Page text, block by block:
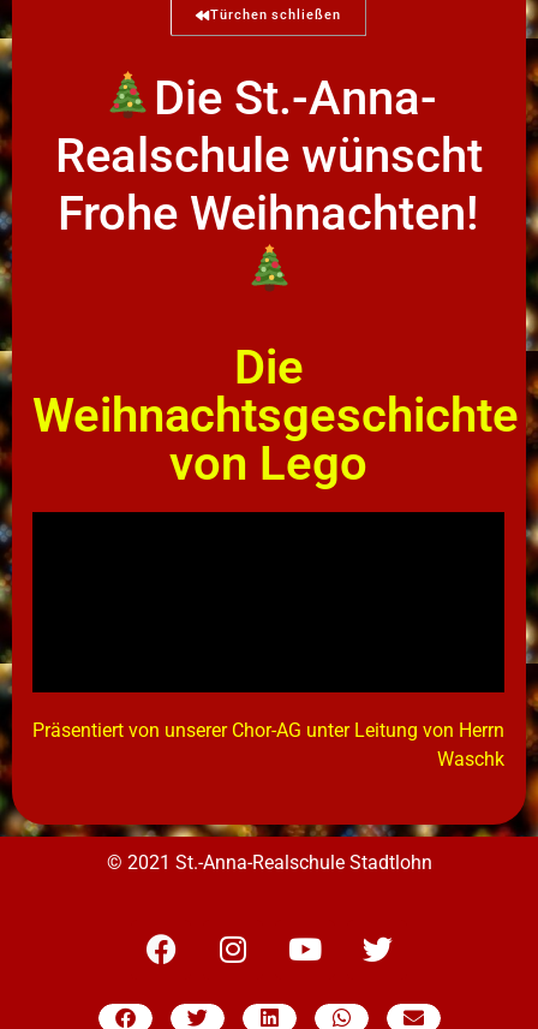
Türchen schließen
Die St.-Anna-
Realschule wünscht
Frohe Weihnachten!
Die
Weihnachtsgeschichte
von Lego
Präsentiert von unserer Chor-AG unter Leitung von Herrn
Waschk
© 2021 St.-Anna-Realschule Stadtlohn